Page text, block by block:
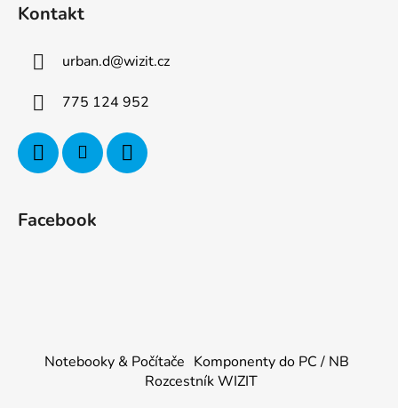
Kontakt
urban.d@wizit.cz
775 124 952
Facebook
Notebooky & Počítače Komponenty do PC / NB
Rozcestník WIZIT